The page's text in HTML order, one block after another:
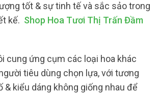
tốt & sự tinh tế và sắc sảo trong
kế. Shop Hoa Tươi Thị Trấn Đầm
cung ứng cụm các loại hoa khác
tiêu dùng chọn lựa, với tương
& kiểu dáng không giống nhau để